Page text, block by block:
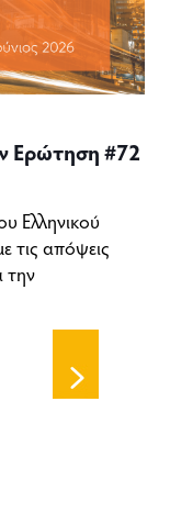
Ερώτηση #72
Ελληνικού
τις απόψεις
την